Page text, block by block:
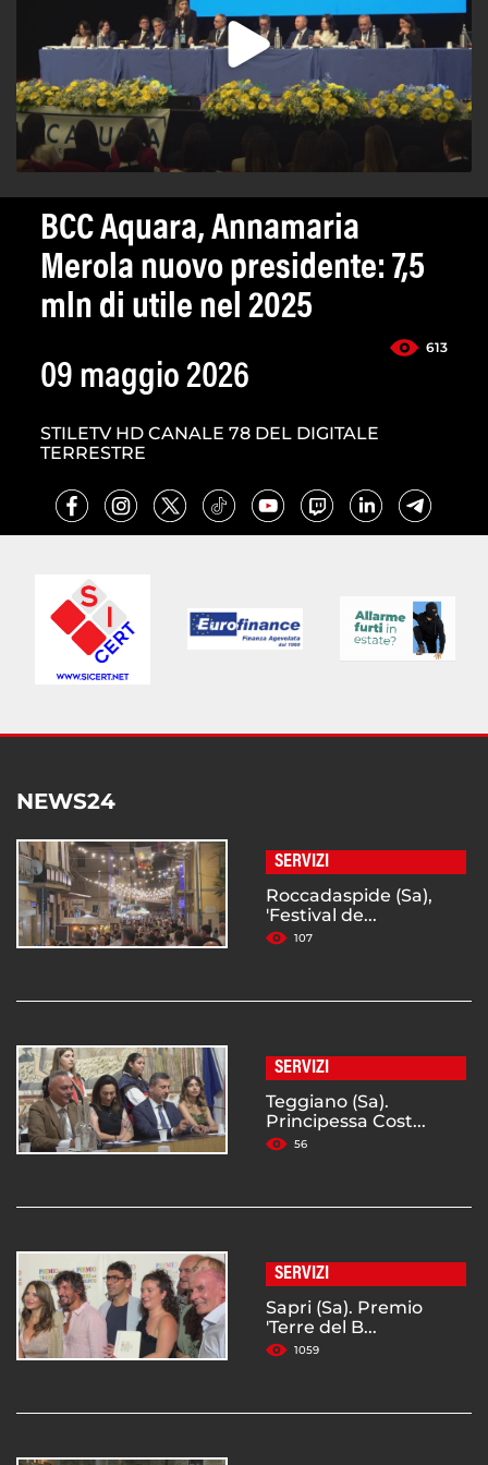
BCC Aquara, Annamaria
Merola nuovo presidente: 7,5
mln di utile nel 2025
613
09 maggio 2026
STILETV HD CANALE 78 DEL DIGITALE
TERRESTRE
NEWS24
SERVIZI
Roccadaspide (Sa),
'Festival de...
107
SERVIZI
Teggiano (Sa).
Principessa Cost...
56
SERVIZI
Sapri (Sa). Premio
'Terre del B...
1059